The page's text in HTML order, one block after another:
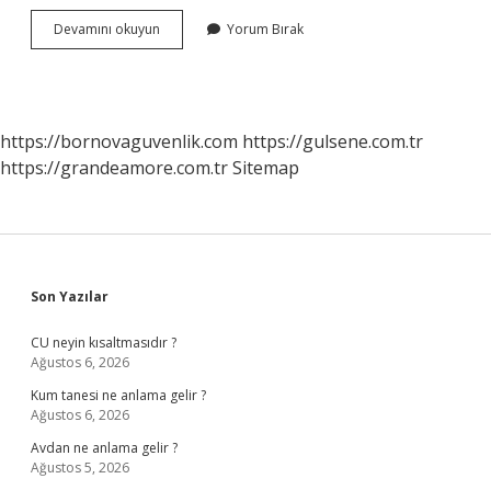
Devamını okuyun
Kimler
Yorum Bırak
https://bornovaguvenlik.com https://gulsene.com.tr
https://grandeamore.com.trSitemap
Sidebar
Son Yazılar
CU neyin kısaltmasıdır ?
Ağustos 6, 2026
Kum tanesi ne anlama gelir ?
Ağustos 6, 2026
Avdan ne anlama gelir ?
Ağustos 5, 2026